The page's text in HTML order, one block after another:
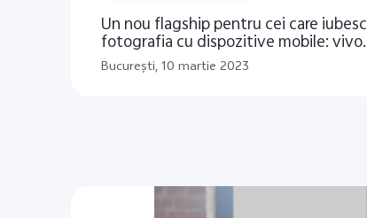
Un nou flagship pentru cei care iubesc
fotografia cu dispozitive mobile: vivo
X90 Pro este disponibil în România
începând cu 10 martie
Bucureşti, 10 martie 2023